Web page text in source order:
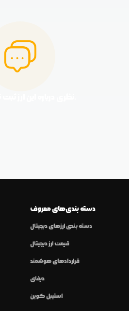
دسته بندی‌های معروف
دسته بندی ارزهای دیجیتال
قیمت ارز دیجیتال
قراردادهای هوشمند
دیفای
استیبل کوین